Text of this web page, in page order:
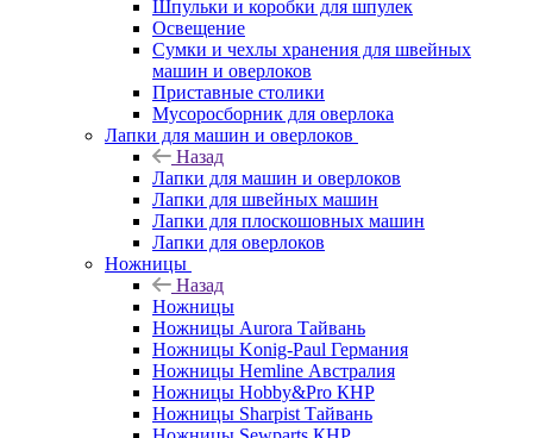
Шпульки и коробки для шпулек
Освещение
Сумки и чехлы хранения для швейных
машин и оверлоков
Приставные столики
Мусоросборник для оверлока
Лапки для машин и оверлоков
Назад
Лапки для машин и оверлоков
Лапки для швейных машин
Лапки для плоскошовных машин
Лапки для оверлоков
Ножницы
Назад
Ножницы
Ножницы Aurora Тайвань
Ножницы Konig-Paul Германия
Ножницы Hemline Австралия
Ножницы Hobby&Pro КНР
Ножницы Sharpist Тайвань